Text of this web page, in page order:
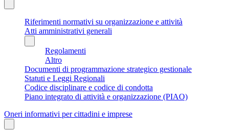
Riferimenti normativi su organizzazione e attività
Atti amministrativi generali
Regolamenti
Altro
Documenti di programmazione strategico gestionale
Statuti e Leggi Regionali
Codice disciplinare e codice di condotta
Piano integrato di attività e organizzazione (PIAO)
Oneri informativi per cittadini e imprese